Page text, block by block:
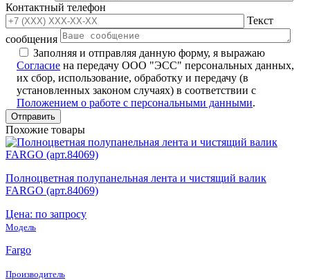
Контактный телефон
Текст
сообщения
Заполняя и отправляя данную форму, я выражаю
Согласие на передачу ООО "ЭСС" персональных данных,
их сбор, использование, обработку и передачу (в
установленных законом случаях) в соответствии с
Положением о работе с персональными данными.
Похожие товары
Полноцветная полупанельная лента и чистящий валик
FARGO (арт.84069)
Цена: по запросу
Модель
Fargo
Производитель